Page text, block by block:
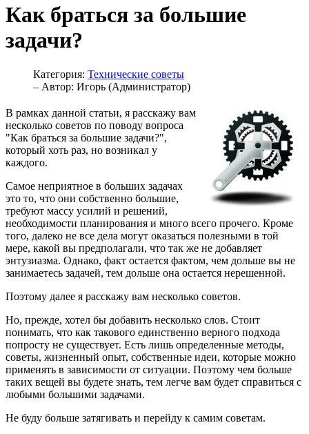
Как браться за большие
задачи?
Категория: Технические советы
– Автор: Игорь (Администратор)
В рамках данной статьи, я расскажу вам
несколько советов по поводу вопроса
"Как браться за большие задачи?",
который хоть раз, но возникал у
каждого.
Самое неприятное в больших задачах
это то, что они собственно большие,
требуют массу усилий и решений,
необходимости планирования и много всего прочего. Кроме
того, далеко не все дела могут оказаться полезными в той
мере, какой вы предполагали, что так же не добавляет
энтузиазма. Однако, факт остается фактом, чем дольше вы не
занимаетесь задачей, тем дольше она остается нерешенной.
Поэтому далее я расскажу вам несколько советов.
Но, прежде, хотел бы добавить несколько слов. Стоит
понимать, что как такового единственно верного подхода
попросту не существует. Есть лишь определенные методы,
советы, жизненный опыт, собственные идеи, которые можно
применять в зависимости от ситуации. Поэтому чем больше
таких вещей вы будете знать, тем легче вам будет справиться с
любыми большими задачами.
Не буду больше затягивать и перейду к самим советам.